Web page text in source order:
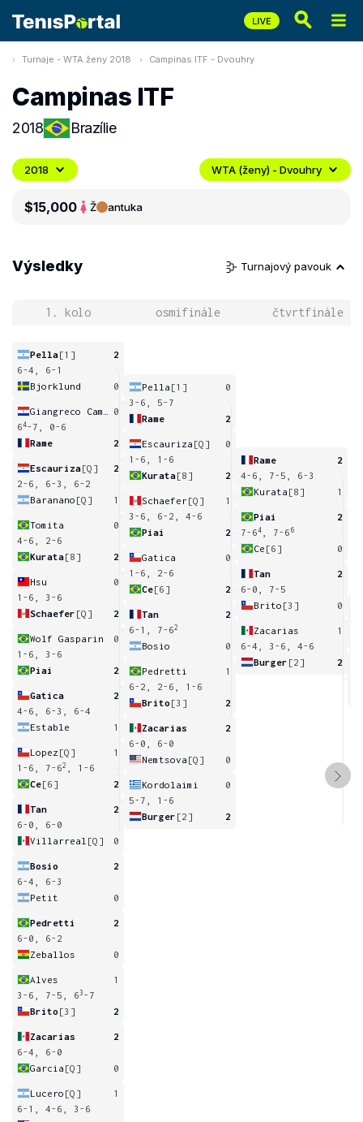
Turnaje - WTA ženy 2018 Campinas ITF - Dvouhry
Campinas ITF
2018 Brazílie
2018 WTA (ženy) - Dvouhry
$15,000 Ž antuka
Výsledky Turnajový pavouk
1. kolo osmifinále čtvrtfinále
Pella[1]
2
6-4, 6-1
Bjorklund
0
0
64-7, 0-6
Rame
2
Escauriza[Q]
2
2-6, 6-3, 6-2
Baranano [Q] 1
Tomita
0
4-6, 2-6
Kurata[8] 2
Hsu
0
1-6, 3-6
Schaefer [Q] 2
Wolf Gasparin
0
1-6, 3-6
Piai
2
Gatica
2
4-6, 6-3, 6-4
Estable
1
Lopez [Q]
1
1-6, 7-62
, 1-6
Ce[6] 2
Tan
2
6-0, 6-0
Villarreal [Q] 0
Bosio
2
6-4, 6-3
Petit
0
Pedretti
2
6-0, 6-2
Zeballos
0
Alves
1
3-6, 7-5, 63 -7
Brito [3] 2
Zacarias
2
6-4, 6-0
Garcia [Q] 0
Lucero [Q]
1
6-1, 4-6, 3-6
Pella [1]
0
3-6, 5-7
Rame
2
Escauriza [Q]
0
1-6, 1-6
Kurata[8] 2
Schaefer[Q]
1
3-6, 6-2, 4-6
Piai
2
Gatica
0
1-6, 2-6
Ce[6] 2
Tan
2
6-1, 7-62
Bosio 0
Pedretti
1
6-2, 2-6, 1-6
Brito [3] 2
Zacarias
2
6-0, 6-0
Nemtsova [Q] 0
Kordolaimi
0
5-7, 1-6
Burger [2] 2
Rame
2
4-6, 7-5, 6-3
Kurata [8] 1
Piai
2
7-64 , 7-6 6
Ce [6] 0
Tan
2
6-0, 7-5
Brito [3] 0
Zacarias
1
6-4, 3-6, 4-6
Burger [2] 2